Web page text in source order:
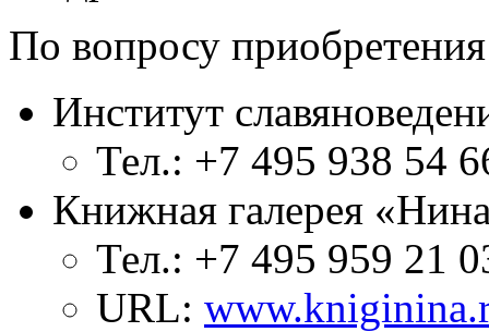
По вопросу
Институт
Тел.: +7 495 938 54
Книжная галерея
Тел.: +7 495 959 21
URL: